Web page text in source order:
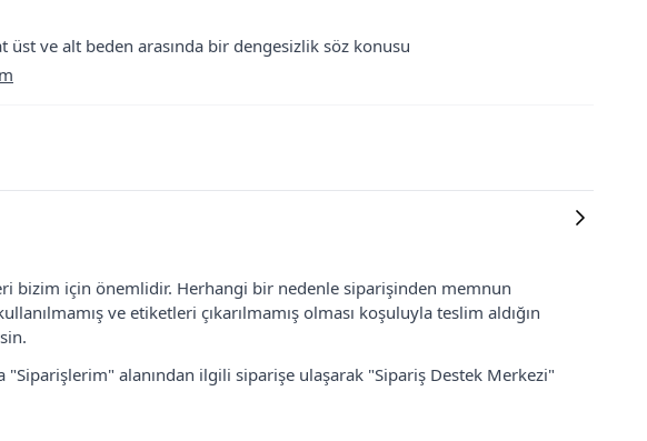
ve alt beden arasında bir dengesizlik söz konusu
bizim için önemlidir. Herhangi bir nedenle siparişinden memnun
ve etiketleri çıkarılmamış olması koşuluyla teslim aldığın
"Siparişlerim" alanından ilgili siparişe ulaşarak "Sipariş Destek Merkezi"